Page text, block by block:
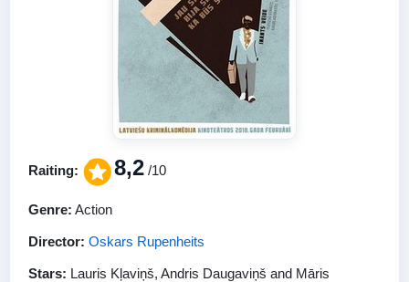
Raiting: 8,2 /10
Genre: Action
Director: Oskars Rupenheits
Stars: Lauris Kļaviņš, Andris Daugaviņš and Māris